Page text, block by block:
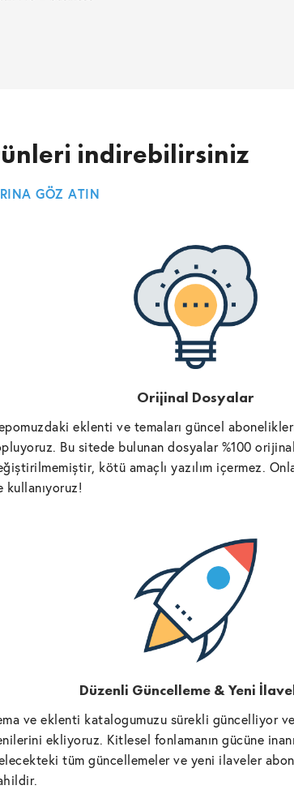
indirebilirsiniz
GÖZ ATIN
Orijinal Dosyalar
eklenti ve temaları güncel
Bu sitede bulunan dosyalar %100
kötü amaçlı yazılım içermez.
kullanıyoruz!
Düzenli Güncelleme & Yeni
ve eklenti katalogumuzu sürekli güncelliyor
ekliyoruz. Kitlesel fonlamanın gücüne
tüm güncellemeler ve yeni ilaveler